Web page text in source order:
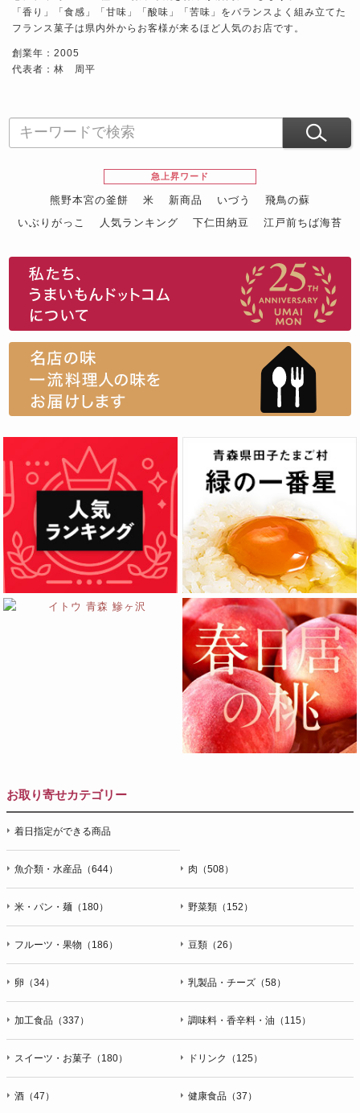
「香り」「食感」「甘味」「酸味」「苦味」をバランスよく組み立てた
フランス菓子は県内外からお客様が来るほど人気のお店です。
創業年：2005
代表者：林 周平
急上昇ワード
熊野本宮の釜餅 米 新商品 いづう
飛鳥の蘇
いぶりがっこ
人気ランキング 下仁田納豆
江戸前ちば海苔
お取り寄せカテゴリー
着日指定ができる商品
魚介類・水産品（644） 肉（508）
米・パン・麺（180） 野菜類（152）
フルーツ・果物（186） 豆類（26）
卵（34） 乳製品・チーズ（58）
加工食品（337） 調味料・香辛料・油（115）
スイーツ・お菓子（180） ドリンク（125）
酒（47） 健康食品（37）